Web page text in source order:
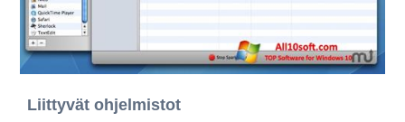
Liittyvät ohjelmistot